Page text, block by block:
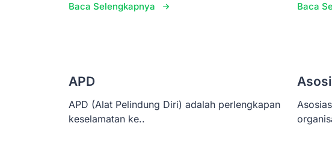
Baca Selengkapnya Baca
APD
APD (Alat Pelindung Diri) adalah perlengkapan
keselamatan ke..